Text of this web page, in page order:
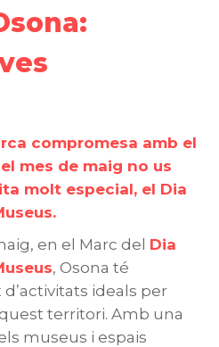
compromesa amb el
mes de maig no us
molt especial, el Dia
en el Marc del Dia
, Osona té
ideals per
territori. Amb una
museus i espais